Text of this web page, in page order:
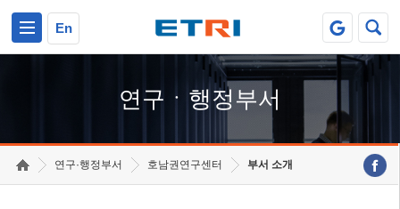
En
연구ㆍ행정부서
연구·행정부서 호남권연구센터 부서 소개